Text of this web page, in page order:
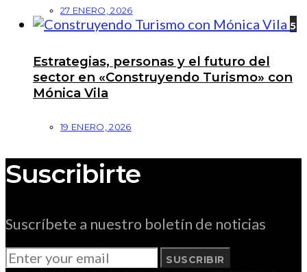
27 ENERO, 2026
5
Estrategias, personas y el futuro del
sector en «Construyendo Turismo» con
Mónica Vila
19 ENERO, 2026
Suscribirte
Suscríbete a nuestro boletín de noticias
SUSCRIBIR